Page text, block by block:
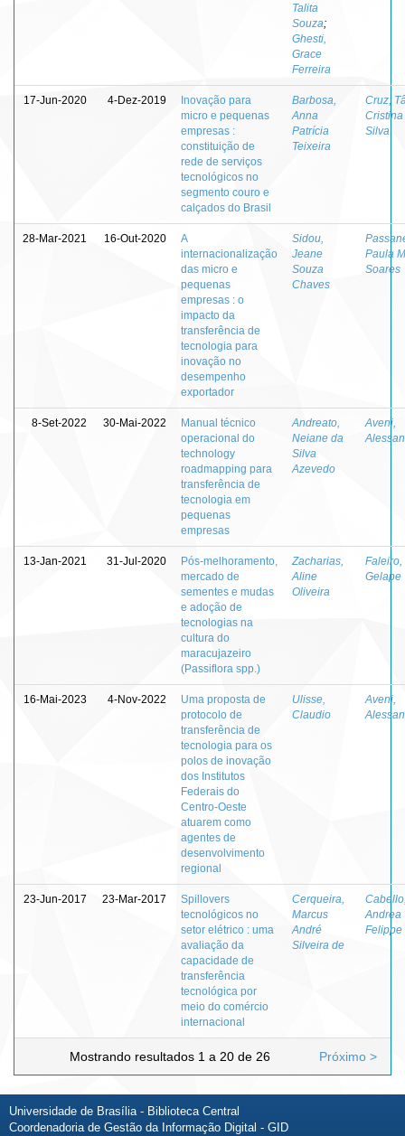
Talita
Souza;
Ghesti,
Grace
Ferreira
17-Jun-2020 4-Dez-2019
Inovação para
micro e pequenas
empresas :
constituição de
rede de serviços
tecnológicos no
segmento couro e
calçados do Brasil
Barbosa,
Anna
Patrícia
Teixeira
Cruz,
Silva
28-Mar-2021 16-Out-2020
A
internacionalização
das micro e
pequenas
empresas : o
impacto da
transferência de
tecnologia para
inovação no
desempenho
exportador
Sidou,
Jeane
Souza
Chaves
Paula
Soares
8-Set-2022 30-Mai-2022
Manual técnico
operacional do
technology
roadmapping para
transferência de
tecnologia em
pequenas
empresas
Andreato,
Neiane da
Silva
Azevedo
Aveni,
13-Jan-2021 31-Jul-2020
Pós-melhoramento,
mercado de
sementes e mudas
e adoção de
tecnologias na
cultura do
maracujazeiro
(Passiflora spp.)
Zacharias,
Aline
Oliveira
Faleiro,
Gelape
16-Mai-2023 4-Nov-2022
Uma proposta de
protocolo de
transferência de
tecnologia para os
polos de inovação
dos Institutos
Federais do
Centro-Oeste
atuarem como
agentes de
desenvolvimento
regional
Ulisse,
Claudio
Aveni,
23-Jun-2017 23-Mar-2017
Spillovers
tecnológicos no
setor elétrico : uma
avaliação da
capacidade de
transferência
tecnológica por
meio do comércio
internacional
Cerqueira,
Marcus
André
Silveira de
Andrea
Felippe
Mostrando resultados 1 a 20 de 26 Próximo >
Universidade de Brasília - Biblioteca Central
Coordenadoria de Gestão da Informação Digital - GID